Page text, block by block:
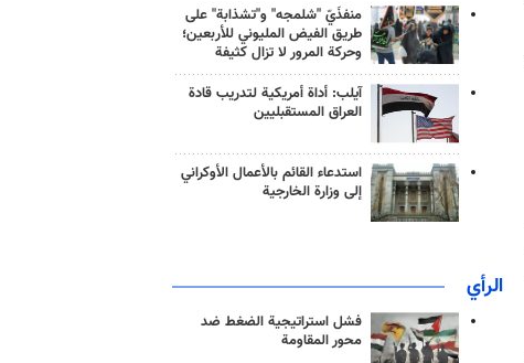
منفذَيّ "شلمجه" و"تشذابة" على
طريق الفيض المليوني للأربعين؛
وحركة المرور لا تزال كثيفة
آيلب: أداة أمريكية لتدريب قادة
العراق المستقبليين
استدعاء القائم بالأعمال الأوكراني
إلى وزارة الخارجية
الرأي
فشل استراتيجية الضغط ضد
محور المقاومة